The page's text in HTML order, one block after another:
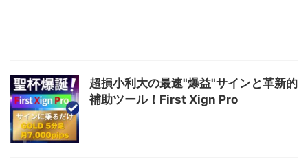
超損小利大の最速"爆益"サインと革新的
補助ツール！First Xign Pro